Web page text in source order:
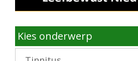
Kies onderwerp